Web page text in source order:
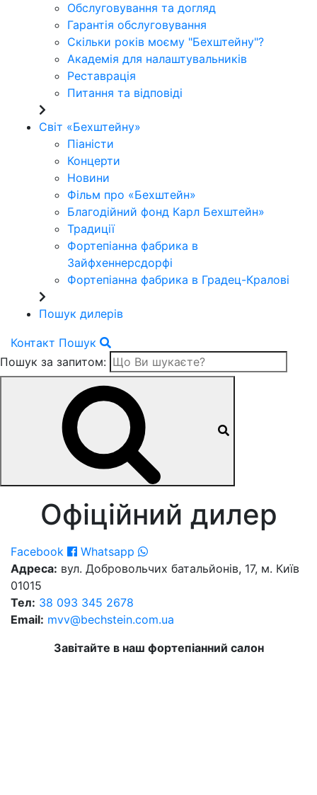
Обслуговування та догляд
Гарантія обслуговування
Скільки років моєму "Бехштейну"?
Академія для налаштувальників
Реставрація
Питання та відповіді
Світ «Бехштейну»
Піаністи
Концерти
Новини
Фільм про «Бехштейн»
Благодійний фонд Карл Бехштейн»
Традиції
Фортепіанна фабрика в
Зайфхеннерсдорфi
Фортепіанна фабрика в Градец-Краловi
Пошук дилерів
Контакт Пошук
Пошук за запитом:
Офіційний дилер
Facebook
Whatsapp
Адреса: вул. Добровольчих батальйонів, 17, м. Київ
01015
Тел: 38 093 345 2678
Email: mvv@bechstein.com.ua
Завітайте в наш фортепіанний салон